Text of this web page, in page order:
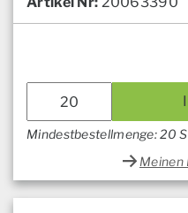
Mindestbestellmenge: 20
Meinen